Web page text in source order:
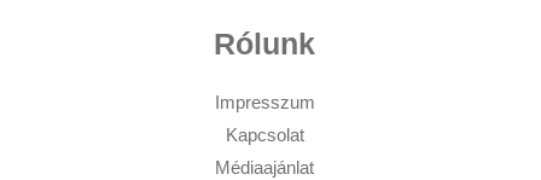
Rólunk
Impresszum
Kapcsolat
Médiaajánlat